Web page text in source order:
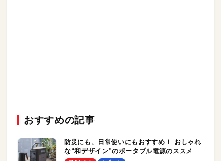
おすすめの記事
防災にも、日常使いにもおすすめ！ おしゃれ
な“和デザイン”のポータブル電源のススメ